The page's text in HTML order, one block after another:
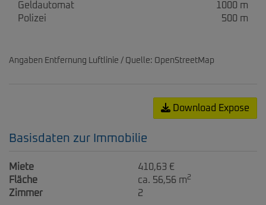
Geldautomat
1000 m
Polizei
500 m
Angaben Entfernung Luftlinie / Quelle: OpenStreetMap
Download Expose
Basisdaten zur Immobilie
Miete
410,63 €
Fläche
ca. 56,56 m2
Zimmer 2